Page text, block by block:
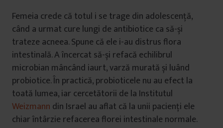
Femeia crede că totul i se trage din adolescență,
când a urmat cure lungi de antibiotice ca să-și
trateze acneea. Spune că ele i-au distrus flora
intestinală. A încercat să-și refacă echilibrul
microbian mâncând iaurt, varză murată și luând
probiotice. În practică, probioticele nu au efect la
toată lumea, iar cercetătorii de la Institutul
Weizmann din Israel au aflat că la unii pacienți ele
chiar întârzie refacerea florei intestinale normale.